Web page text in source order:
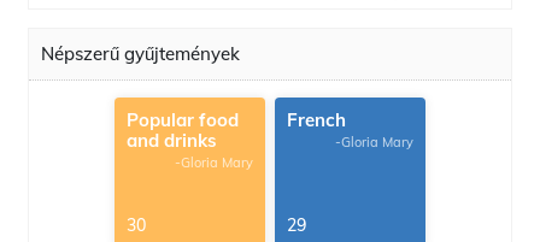
Népszerű gyűjtemények
Popular food
and drinks
-Gloria Mary
30
French
-Gloria Mary
29